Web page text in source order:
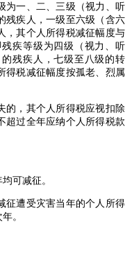
为一、二、三级（视力、听
残疾人，一级至六级（含六
，其个人所得税减征幅度与
疾等级为四级（视力、听
残疾人，七级至八级的转
得税减征幅度按孤老、烈属
，其个人所得税应视扣除
超过全年应纳个人所得税款
可减征。
遭受灾害当年的个人所得
。